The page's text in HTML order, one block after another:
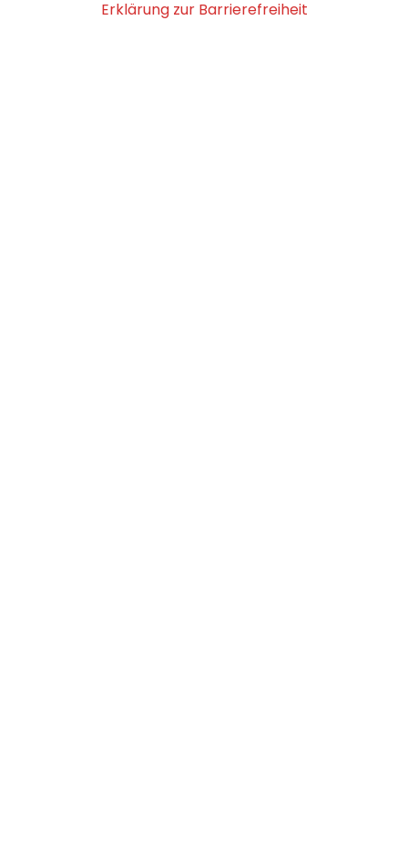
Erklärung zur Barrierefreiheit